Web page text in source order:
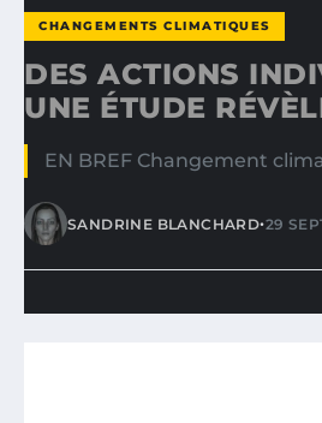
CHANGEMENTS CLIMATIQUES
DES ACTIONS
UNE ÉTUDE
EN BREF Changement
SANDRINE BLANCHARD•29